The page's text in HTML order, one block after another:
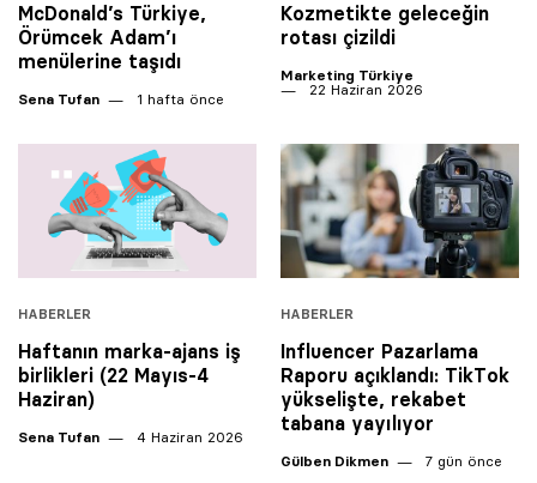
McDonald’s Türkiye,
Örümcek Adam’ı
menülerine taşıdı
Sena Tufan 1 hafta önce
Kozmetikte geleceğin
rotası çizildi
Marketing Türkiye
22 Haziran 2026
HABERLER
Haftanın marka-ajans iş
birlikleri (22 Mayıs-4
Haziran)
Sena Tufan 4 Haziran 2026
HABERLER
Influencer Pazarlama
Raporu açıklandı: TikTok
yükselişte, rekabet
tabana yayılıyor
Gülben Dikmen 7 gün önce